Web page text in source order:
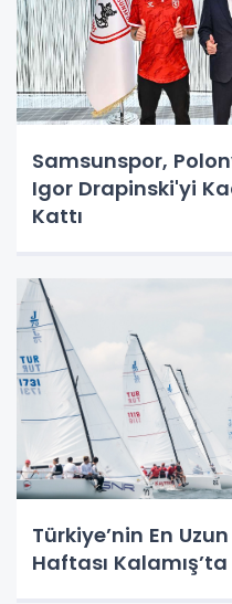
Samsunspor,
Igor Drapinski'yi
Kattı
Türkiye’nin En
Haftası